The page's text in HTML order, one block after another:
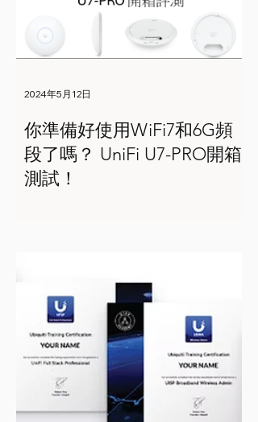
你準備好使用WiFi7和6G頻
段了嗎？ UniFi U7-PRO開箱
測試！
2024年5月12日